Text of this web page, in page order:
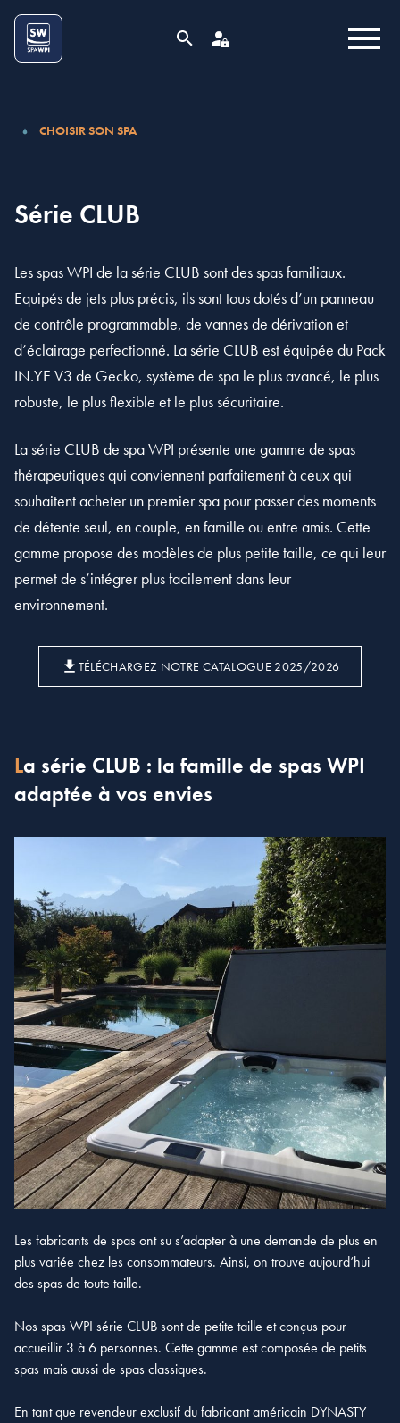
RECHERCHEESPACE PRO
MENU
CHOISIR SON SPA
Série CLUB
Les spas WPI de la série CLUB sont des spas familiaux.
Equipés de jets plus précis, ils sont tous dotés d’un panneau
de contrôle programmable, de vannes de dérivation et
d’éclairage perfectionné. La série CLUB est équipée du Pack
IN.YE V3 de Gecko, système de spa le plus avancé, le plus
robuste, le plus flexible et le plus sécuritaire.
La série CLUB de spa WPI présente une gamme de spas
thérapeutiques qui conviennent parfaitement à ceux qui
souhaitent acheter un premier spa pour passer des moments
de détente seul, en couple, en famille ou entre amis. Cette
gamme propose des modèles de plus petite taille, ce qui leur
permet de s’intégrer plus facilement dans leur
environnement.
TÉLÉCHARGEZ NOTRE CATALOGUE 2025/2026
La série CLUB : la famille de spas WPI
adaptée à vos envies
Les fabricants de spas ont su s’adapter à une demande de plus en
plus variée chez les consommateurs. Ainsi, on trouve aujourd’hui
des spas de toute taille.
Nos spas WPI série CLUB sont de petite taille et conçus pour
accueillir 3 à 6 personnes. Cette gamme est composée de petits
spas mais aussi de spas classiques.
En tant que revendeur exclusif du fabricant américain DYNASTY